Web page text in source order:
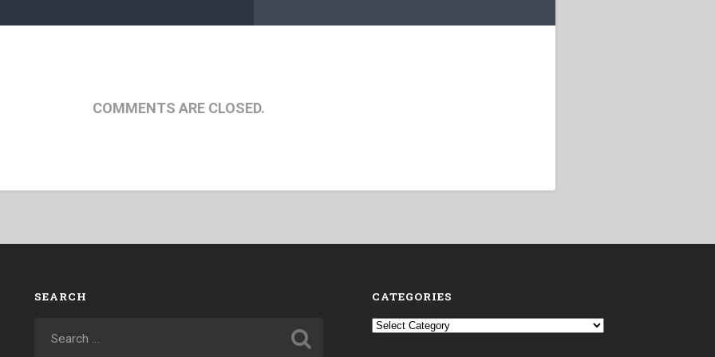
COMMENTS ARE CLOSED.
SEARCH CATEGORIES
Categories